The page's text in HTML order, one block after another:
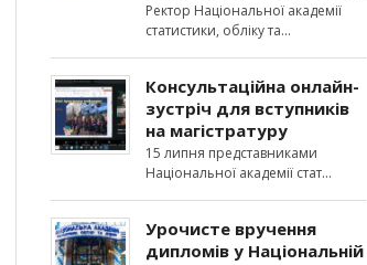
Ректор Національної академії
статистики, обліку та
Консультаційна онлайн-
зустріч для вступників
на магістратуру
15 липня представниками
Національної академії стат
Урочисте вручення
дипломів у Національній